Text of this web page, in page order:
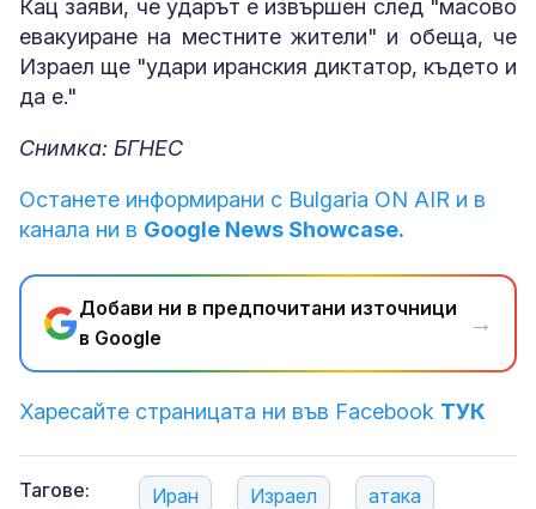
Кац заяви, че ударът е извършен след "масово
евакуиране на местните жители" и обеща, че
Израел ще "удари иранския диктатор, където и
да е."
Снимка: БГНЕС
Останете информирани с Bulgaria ON AIR и в
канала ни в Google News Showcase.
Добави ни в предпочитани източници
в Google
→
Харесайте страницата ни във Facebook ТУК
Тагове: Иран Израел атака